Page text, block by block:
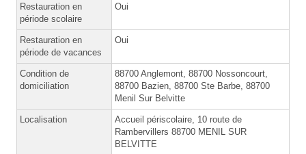
Restauration en
période scolaire
Oui
Restauration en
période de vacances
Oui
Condition de
domiciliation
88700 Anglemont, 88700 Nossoncourt,
88700 Bazien, 88700 Ste Barbe, 88700
Menil Sur Belvitte
Localisation
Accueil périscolaire, 10 route de
Rambervillers 88700 MENIL SUR
BELVITTE